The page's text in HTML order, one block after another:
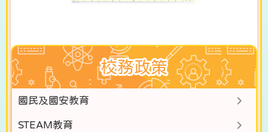
校務政策
國民及國安教育
STEAM教育